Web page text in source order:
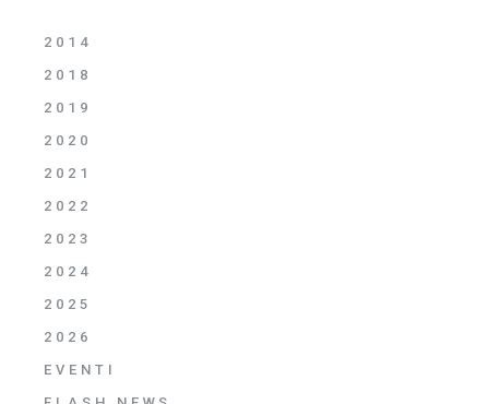
2014
2018
2019
2020
2021
2022
2023
2024
2025
2026
EVENTI